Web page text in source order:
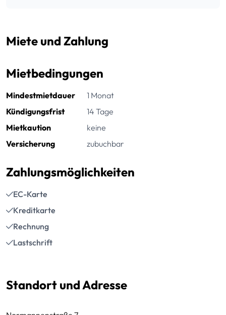
Miete und Zahlung
Mietbedingungen
Mindestmietdauer
1 Monat
Kündigungsfrist
14 Tage
Mietkaution
keine
Versicherung
zubuchbar
Zahlungsmöglichkeiten
EC-Karte
Kreditkarte
Rechnung
Lastschrift
Standort und Adresse